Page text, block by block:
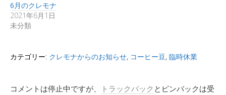
6月のクレモナ
2021年6月1日
未分類
カテゴリー: クレモナからのお知らせ, コーヒー豆, 臨時休業
コメントは停止中ですが、 トラックバック とピンバックは受